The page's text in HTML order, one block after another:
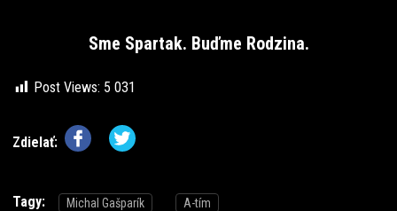
Sme Spartak. Buďme Rodzina.
Post Views: 5 031
Zdielať:
Tagy: Michal Gašparík A-tím